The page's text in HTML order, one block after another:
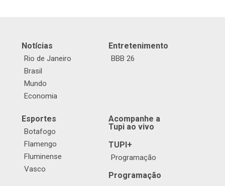
Notícias
Rio de Janeiro
Brasil
Mundo
Economia
Entretenimento
BBB 26
Esportes
Botafogo
Flamengo
Fluminense
Vasco
Acompanhe a
Tupi ao vivo
TUPI+
Programação
Programação